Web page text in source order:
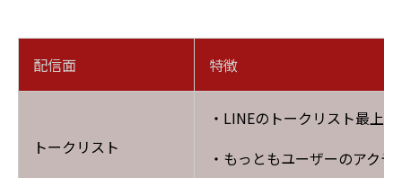
配信面 特徴
トークリスト
・LINEのトークリスト最上
・もっともユーザーのアクテ